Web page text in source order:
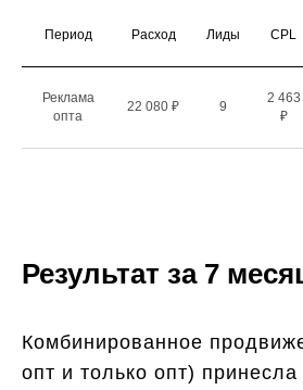
Период Расход Лиды CPL
Реклама
опта
22 080 ₽ 9
2 463
₽
Результат за 7
Комбинированное
опт и только опт) принесла